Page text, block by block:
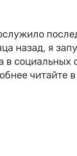
назад, я
социальных
читайте